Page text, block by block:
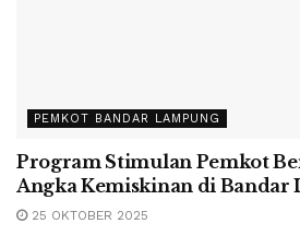
PEMKOT BANDAR LAMPUNG
Program Stimulan Pemkot
Angka Kemiskinan di
25 OKTOBER 2025